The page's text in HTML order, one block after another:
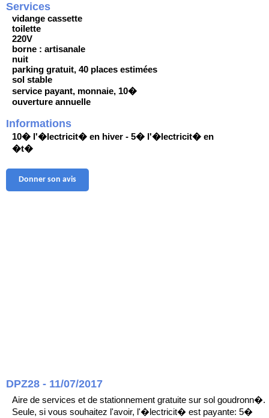
Services
vidange cassette
toilette
220V
borne : artisanale
nuit
parking gratuit, 40 places estimées
sol stable
service payant, monnaie, 10�
ouverture annuelle
Informations
10� l'�lectricit� en hiver - 5� l'�lectricit� en
�t�
Donner son avis
DPZ28 - 11/07/2017
Aire de services et de stationnement gratuite sur sol goudronn�.
Seule, si vous souhaitez l'avoir, l'�lectricit� est payante: 5�